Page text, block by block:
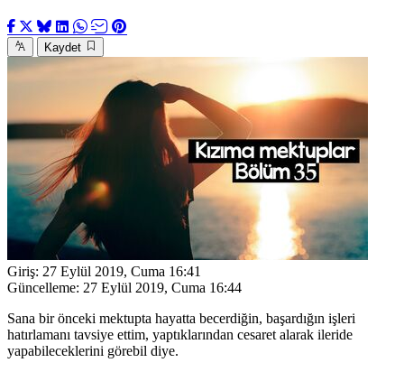
Kaydet
Giriş: 27 Eylül 2019, Cuma 16:41
Güncelleme: 27 Eylül 2019, Cuma 16:44
Sana bir önceki mektupta hayatta becerdiğin, başardığın işleri
hatırlamanı tavsiye ettim, yaptıklarından cesaret alarak ileride
yapabileceklerini görebil diye.